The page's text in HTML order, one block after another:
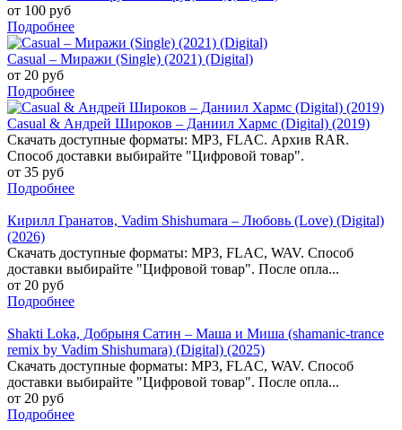
от 100 руб
Подробнее
Casual – Миражи (Single) (2021) (Digital)
от 20 руб
Подробнее
Casual & Андрей Широков – Даниил Хармс (Digital) (2019)
Скачать доступные форматы: MP3, FLAC. Архив RAR.
Способ доставки выбирайте "Цифровой товар".
от 35 руб
Подробнее
Кирилл Гранатов, Vadim Shishumara – Любовь (Love) (Digital)
(2026)
Скачать доступные форматы: MP3, FLAC, WAV. Способ
доставки выбирайте "Цифровой товар". После опла...
от 20 руб
Подробнее
Shakti Loka, Добрыня Сатин – Маша и Миша (shamanic-trance
remix by Vadim Shishumara) (Digital) (2025)
Скачать доступные форматы: MP3, FLAC, WAV. Способ
доставки выбирайте "Цифровой товар". После опла...
от 20 руб
Подробнее